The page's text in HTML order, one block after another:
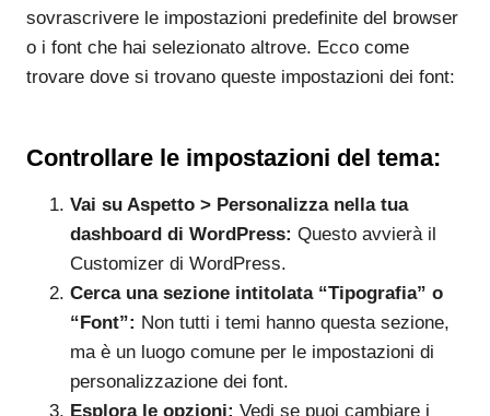
sovrascrivere le impostazioni predefinite del browser
o i font che hai selezionato altrove. Ecco come
trovare dove si trovano queste impostazioni dei font:
Controllare le impostazioni del tema:
Vai su Aspetto > Personalizza nella tua
dashboard di WordPress: Questo avvierà il
Customizer di WordPress.
Cerca una sezione intitolata “Tipografia” o
“Font”: Non tutti i temi hanno questa sezione,
ma è un luogo comune per le impostazioni di
personalizzazione dei font.
Esplora le opzioni: Vedi se puoi cambiare i